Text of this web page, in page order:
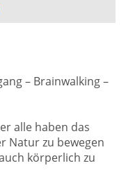
– Brainwalking –
alle haben das
Natur zu bewegen
körperlich zu